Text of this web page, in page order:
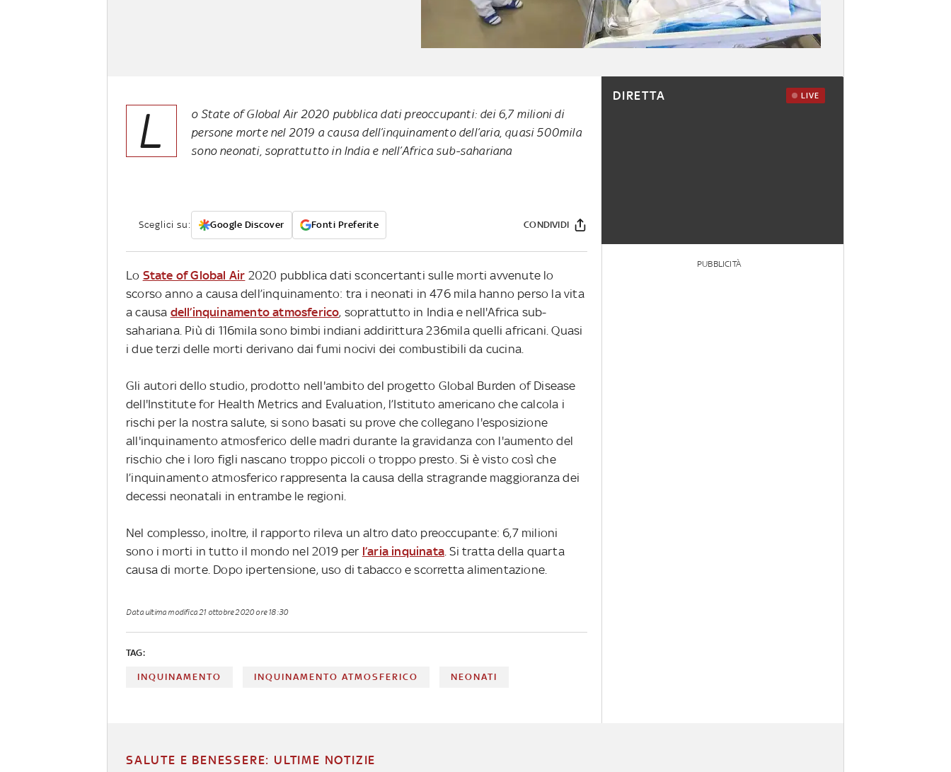
L
o State of Global Air 2020 pubblica dati preoccupanti: dei 6,7 milioni di
persone morte nel 2019 a causa dell’inquinamento dell’aria, quasi 500mila
sono neonati, soprattutto in India e nell’Africa sub-sahariana
Sceglici su: Google Discover Fonti Preferite CONDIVIDI
Lo State of Global Air 2020 pubblica dati sconcertanti sulle morti avvenute lo
scorso anno a causa dell’inquinamento: tra i neonati in 476 mila hanno perso la vita
a causa dell’inquinamento atmosferico, soprattutto in India e nell'Africa sub-
sahariana. Più di 116mila sono bimbi indiani addirittura 236mila quelli africani. Quasi
i due terzi delle morti derivano dai fumi nocivi dei combustibili da cucina.
Gli autori dello studio, prodotto nell'ambito del progetto Global Burden of Disease
dell'Institute for Health Metrics and Evaluation, l’Istituto americano che calcola i
rischi per la nostra salute, si sono basati su prove che collegano l'esposizione
all'inquinamento atmosferico delle madri durante la gravidanza con l'aumento del
rischio che i loro figli nascano troppo piccoli o troppo presto. Si è visto così che
l’inquinamento atmosferico rappresenta la causa della stragrande maggioranza dei
decessi neonatali in entrambe le regioni.
Nel complesso, inoltre, il rapporto rileva un altro dato preoccupante: 6,7 milioni
sono i morti in tutto il mondo nel 2019 per l’aria inquinata. Si tratta della quarta
causa di morte. Dopo ipertensione, uso di tabacco e scorretta alimentazione.
Data ultima modifica 21 ottobre 2020 ore 18:30
TAG:
INQUINAMENTO INQUINAMENTO ATMOSFERICO NEONATI
DIRETTA LIVE
PUBBLICITÀ
SALUTE E BENESSERE: ULTIME NOTIZIE